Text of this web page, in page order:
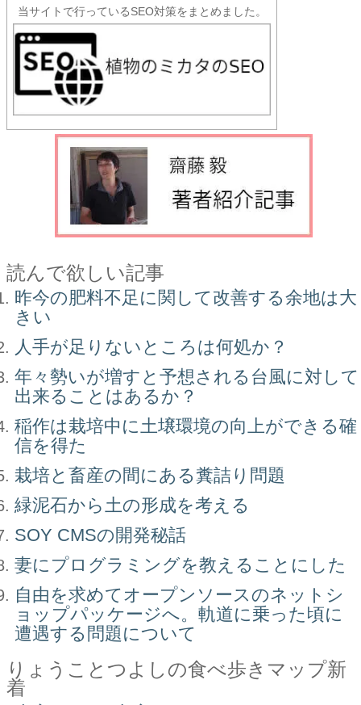
当サイトで行っているSEO対策をまとめました。
読んで欲しい記事
昨今の肥料不足に関して改善する余地は大
きい
人手が足りないところは何処か？
年々勢いが増すと予想される台風に対して
出来ることはあるか？
稲作は栽培中に土壌環境の向上ができる確
信を得た
栽培と畜産の間にある糞詰り問題
緑泥石から土の形成を考える
SOY CMSの開発秘話
妻にプログラミングを教えることにした
自由を求めてオープンソースのネットシ
ョップパッケージへ。軌道に乗った頃に
遭遇する問題について
りょうことつよしの食べ歩きマップ新
着